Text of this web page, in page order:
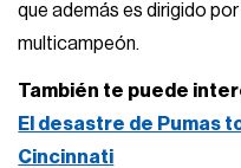
que además es dirigido por
multicampeón.
También te puede
El desastre de Pumas
Cincinnati